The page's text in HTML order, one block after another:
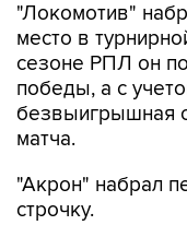
"Локомотив"
место в
сезоне РПЛ он
победы, а с
безвыигрышная
матча.
"Акрон" набрал
строчку.